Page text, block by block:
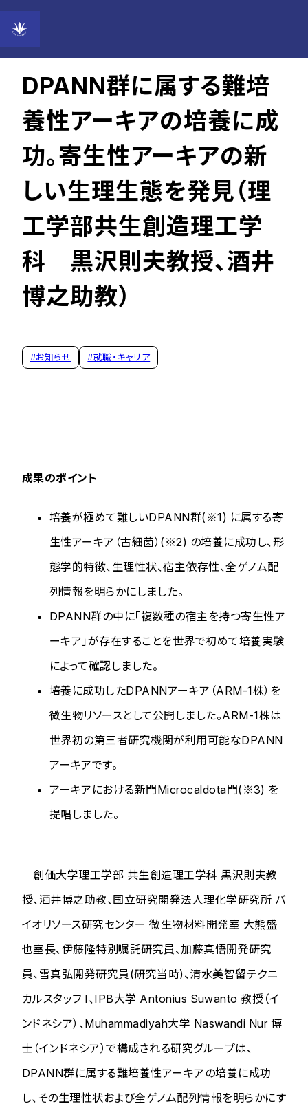
2022年01月17日
DPANN群に属する難培
養性アーキアの培養に成
功。寄生性アーキアの新
しい生理生態を発見（理
工学部共生創造理工学
科 黒沢則夫教授、酒井
博之助教）
#お知らせ #就職・キャリア
成果のポイント
培養が極めて難しいDPANN群(※1) に属する寄
生性アーキア（古細菌）(※2) の培養に成功し、形
態学的特徴、生理性状、宿主依存性、全ゲノム配
列情報を明らかにしました。
DPANN群の中に「複数種の宿主を持つ寄生性ア
ーキア」が存在することを世界で初めて培養実験
によって確認しました。
培養に成功したDPANNアーキア（ARM-1株）を
微生物リソースとして公開しました。ARM-1株は
世界初の第三者研究機関が利用可能なDPANN
アーキアです。
アーキアにおける新門Microcaldota門(※3) を
提唱しました。
創価大学理工学部 共生創造理工学科 黒沢則夫教
授、酒井博之助教、国立研究開発法人理化学研究所 バ
イオリソース研究センター 微生物材料開発室 大熊盛
也室長、伊藤隆特別嘱託研究員、加藤真悟開発研究
員、雪真弘開発研究員(研究当時)、清水美智留テクニ
カルスタッフ I、IPB大学 Antonius Suwanto 教授（イ
ンドネシア）、Muhammadiyah大学 Naswandi Nur 博
士（インドネシア）で構成される研究グループは、
DPANN群に属する難培養性アーキアの培養に成功
し、その生理性状および全ゲノム配列情報を明らかにす